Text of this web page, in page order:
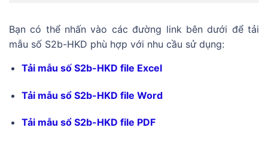
Bạn có thể nhấn vào các đường link bên dưới để tải
mẫu số S2b-HKD phù hợp với nhu cầu sử dụng:
Tải mẫu số S2b-HKD file Excel
Tải mẫu sổ S2b-HKD file Word
Tải mẫu sổ S2b-HKD file PDF